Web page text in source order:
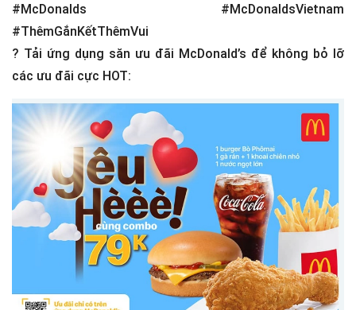
#McDonalds #McDonaldsVietnam
#ThêmGắnKếtThêmVui
? Tải ứng dụng săn ưu đãi McDonald’s để không bỏ lỡ
các ưu đãi cực HOT: